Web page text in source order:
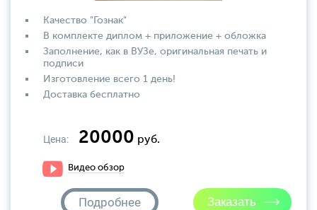
Качество "Гознак"
В комплекте диплом + приложение + обложка
Заполнение, как в ВУЗе, оригинальная печать и
подписи
Изготовление всего 1 день!
Доставка бесплатно
Цена: 20000 руб.
Видео обзор
Подробнее